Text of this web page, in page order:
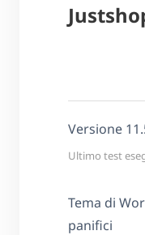
Versione
Ultimo test
Tema di
panifici